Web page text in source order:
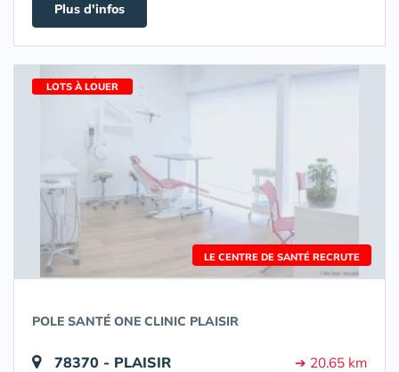
Plus d'infos
LE CENTRE DE SANTÉ RECRUTE
LOTS À LOUER
POLE SANTÉ ONE CLINIC PLAISIR
78370 - PLAISIR ➔ 20.65 km